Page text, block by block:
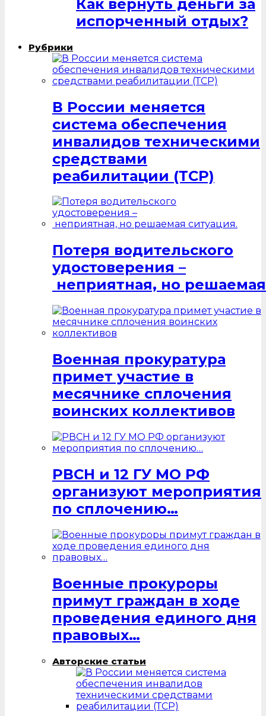
Как вернуть деньги за
испорченный отдых?
Рубрики
В России меняется
система обеспечения
инвалидов техническими
средствами
реабилитации (ТСР)
Потеря водительского
удостоверения –
неприятная, но
Военная прокуратура
примет участие в
месячнике сплочения
воинских коллективов
РВСН и 12 ГУ МО РФ
организуют мероприятия
по сплочению…
Военные прокуроры
примут граждан в ходе
проведения единого дня
правовых…
Авторские статьи